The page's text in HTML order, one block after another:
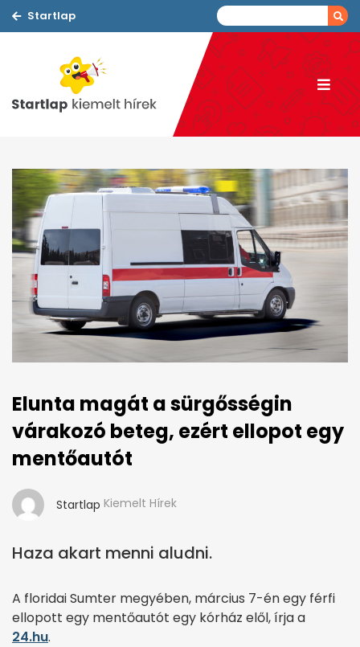
Startlap
Elunta magát a sürgősségin
várakozó beteg, ezért ellopot egy
mentőautót
Startlap Kiemelt Hírek
Haza akart menni aludni.
A floridai Sumter megyében, március 7-én egy férfi
ellopott egy mentőautót egy kórház elől, írja a
24.hu.